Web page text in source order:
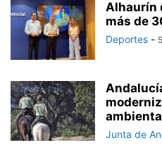
Alhaurín
más de
Deportes -
Junta de